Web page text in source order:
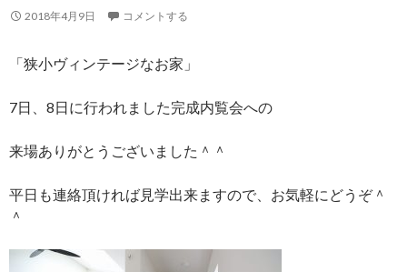
2018年4月9日 コメントする
「狭小ヴィンテージなお家」
7日、8日に行われました完成内覧会への
来場ありがとうございました＾＾
平日も連絡頂ければ見学出来ますので、お気軽にどうぞ＾
＾